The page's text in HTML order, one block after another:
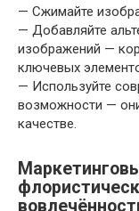
— Сжимайте
— Добавляйте
изображений —
ключевых
— Используйте
возможности —
качестве.